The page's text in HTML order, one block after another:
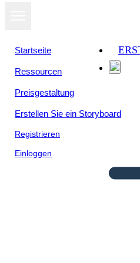
Startseite
Ressourcen
Preisgestaltung
Erstellen Sie ein Storyboard
Registrieren
Einloggen